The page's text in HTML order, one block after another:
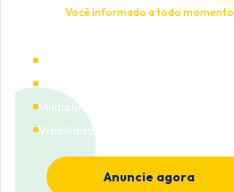
Você informado a todo momento
Cobertura nacional
Múltiplas categorias
Visibilidade premium
Anuncie agora